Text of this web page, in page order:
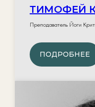
ТИМОФЕЙ
Преподаватель Йоги
ПОДРОБНЕЕ